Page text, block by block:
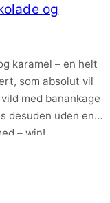
og
karamel – en helt
som absolut vil
med banankage
desuden uden en
– win!